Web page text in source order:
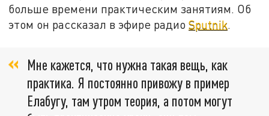
больше времени практическим занятиям. Об
этом он рассказал в эфире радиоSputnik.
Мне кажется, что нужна такая вещь, как
практика. Я постоянно привожу в пример
Елабугу, там утром теория, а потом могут